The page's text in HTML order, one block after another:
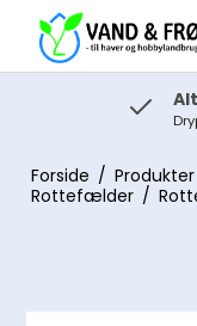
Forside / Produkter
Rottefælder /